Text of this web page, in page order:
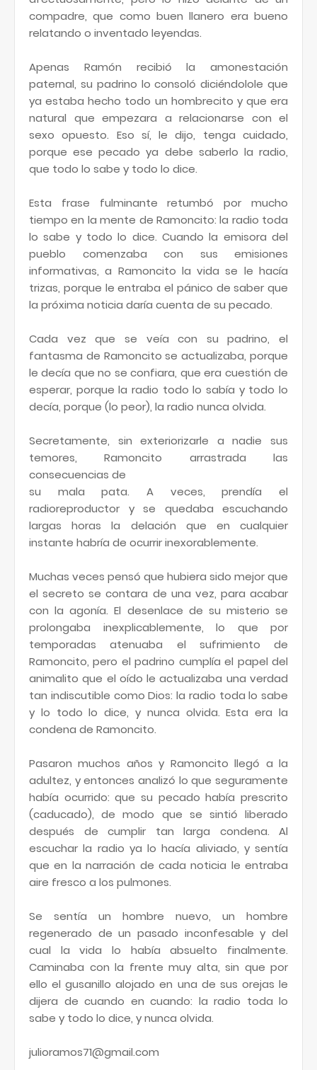
compadre, que como buen llanero era bueno
relatando o inventado leyendas.
Apenas Ramón recibió la amonestación
paternal, su padrino lo consoló diciéndolole que
ya estaba hecho todo un hombrecito y que era
natural que empezara a relacionarse con el
sexo opuesto. Eso sí, le dijo, tenga cuidado,
porque ese pecado ya debe saberlo la radio,
que todo lo sabe y todo lo dice.
Esta frase fulminante retumbó por mucho
tiempo en la mente de Ramoncito: la radio toda
lo sabe y todo lo dice. Cuando la emisora del
pueblo comenzaba con sus emisiones
informativas, a Ramoncito la vida se le hacía
trizas, porque le entraba el pánico de saber que
la próxima noticia daría cuenta de su pecado.
Cada vez que se veía con su padrino, el
fantasma de Ramoncito se actualizaba, porque
le decía que no se confiara, que era cuestión de
esperar, porque la radio todo lo sabía y todo lo
decía, porque (lo peor), la radio nunca olvida.
Secretamente, sin exteriorizarle a nadie sus
temores, Ramoncito arrastrada las
consecuencias de
su mala pata. A veces, prendía el
radioreproductor y se quedaba escuchando
largas horas la delación que en cualquier
instante habría de ocurrir inexorablemente.
Muchas veces pensó que hubiera sido mejor que
el secreto se contara de una vez, para acabar
con la agonía. El desenlace de su misterio se
prolongaba inexplicablemente, lo que por
temporadas atenuaba el sufrimiento de
Ramoncito, pero el padrino cumplía el papel del
animalito que el oído le actualizaba una verdad
tan indiscutible como Dios: la radio toda lo sabe
y lo todo lo dice, y nunca olvida. Esta era la
condena de Ramoncito.
Pasaron muchos años y Ramoncito llegó a la
adultez, y entonces analizó lo que seguramente
había ocurrido: que su pecado había prescrito
(caducado), de modo que se sintió liberado
después de cumplir tan larga condena. Al
escuchar la radio ya lo hacía aliviado, y sentía
que en la narración de cada noticia le entraba
aire fresco a los pulmones.
Se sentía un hombre nuevo, un hombre
regenerado de un pasado inconfesable y del
cual la vida lo había absuelto finalmente.
Caminaba con la frente muy alta, sin que por
ello el gusanillo alojado en una de sus orejas le
dijera de cuando en cuando: la radio toda lo
sabe y todo lo dice, y nunca olvida.
julioramos71@gmail.com